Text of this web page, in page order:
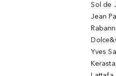
Sol de
Jean
Yves